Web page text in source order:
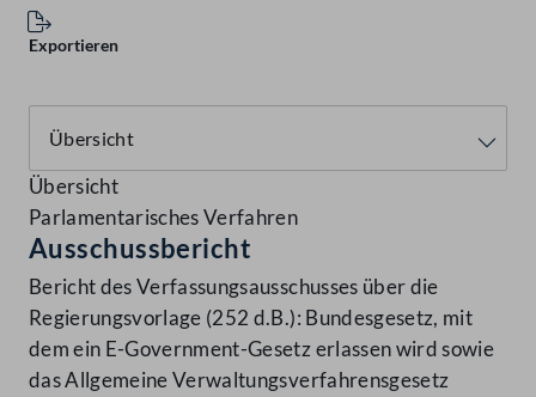
Exportieren
Übersicht
Parlamentarisches Verfahren
Ausschussbericht
Bericht des Verfassungsausschusses über die
Regierungsvorlage (252 d.B.): Bundesgesetz, mit
dem ein E-Government-Gesetz erlassen wird sowie
das Allgemeine Verwaltungsverfahrensgesetz